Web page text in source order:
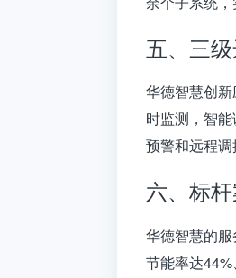
五、三
华德智慧创
时监测，智
预警和远程
六、标
华德智慧的
节能率达